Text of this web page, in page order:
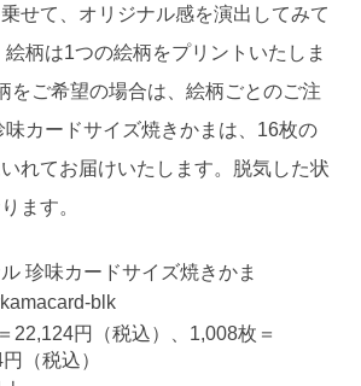
せて、オリジナル感を演出してみて
柄は1つの絵柄をプリントいたしま
をご希望の場合は、絵柄ごとのご注
カードサイズ焼きかまは、16枚の
れてお届けいたします。脱気した状
ます。
珍味カードサイズ焼きかま
blk
22,124円（税込）、1,008枚＝
（税込）